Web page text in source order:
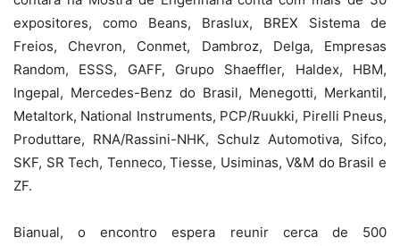
expositores, como Beans, Braslux, BREX Sistema de
Freios, Chevron, Conmet, Dambroz, Delga, Empresas
Random, ESSS, GAFF, Grupo Shaeffler, Haldex, HBM,
Ingepal, Mercedes-Benz do Brasil, Menegotti, Merkantil,
Metaltork, National Instruments, PCP/Ruukki, Pirelli Pneus,
Produttare, RNA/Rassini-NHK, Schulz Automotiva, Sifco,
SKF, SR Tech, Tenneco, Tiesse, Usiminas, V&M do Brasil e
ZF.
Bianual, o encontro espera reunir cerca de 500